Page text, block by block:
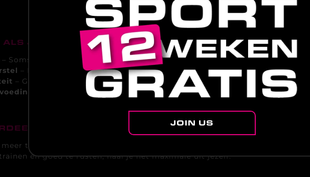
ALS JE DEZE SIGNALEN HERKENT?
– Soms is een dag helemaal niet trainen precies wat je nodig hebt.
– Denk aan wandelen, fietsen of een lichte stretchsessie.
– Ga wel naar de gym, maar train rustiger dan normaal.
– Extra aandacht voor herstel helpt je sneller terug te komen.
VAN PROGRESSIE
meer trainen automatisch betere resultaten oplevert. In werkelijkheid zit
én goed te rusten, haal je het maximale uit jezelf.
JOIN US